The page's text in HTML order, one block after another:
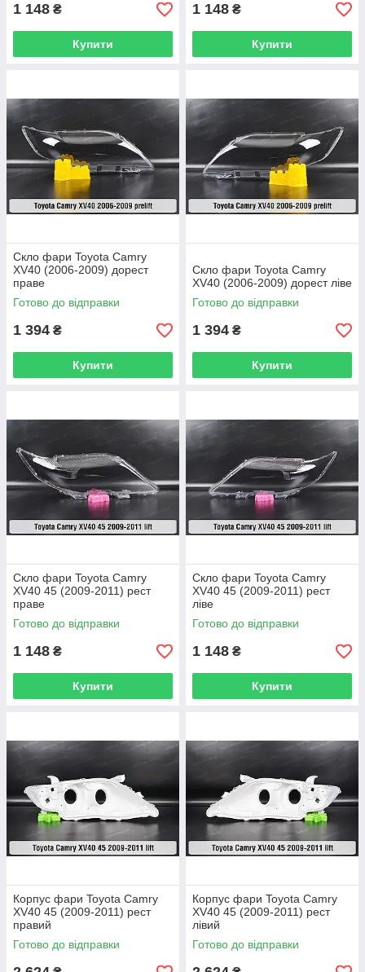
1 148 ₴
Купити
1 148 ₴
Купити
Скло фари Toyota Camry
XV40 (2006-2009) дорест
праве
Готово до відправки
1 394 ₴
Купити
Скло фари Toyota Camry
XV40 (2006-2009) дорест ліве
Готово до відправки
1 394 ₴
Купити
Скло фари Toyota Camry
XV40 45 (2009-2011) рест
праве
Готово до відправки
1 148 ₴
Купити
Скло фари Toyota Camry
XV40 45 (2009-2011) рест
ліве
Готово до відправки
1 148 ₴
Купити
Корпус фари Toyota Camry
XV40 45 (2009-2011) рест
правий
Готово до відправки
Корпус фари Toyota Camry
XV40 45 (2009-2011) рест
лівий
Готово до відправки